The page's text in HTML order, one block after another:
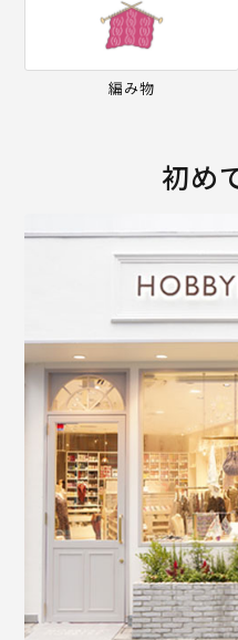
編み物
初め